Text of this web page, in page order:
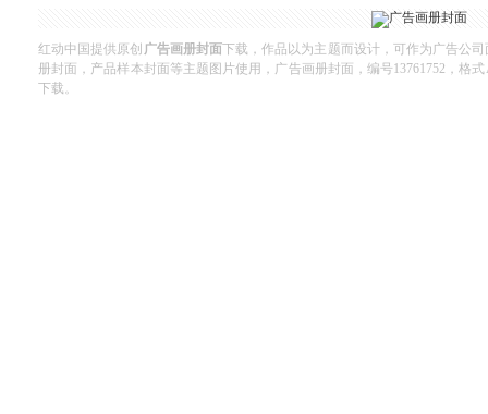
红动中国提供原创 广告画册封面下载，作品以为主题而设计，可作为广告公
册封面，产品样本封面等主题图片使用，广告画册封面，编号13761752，格
下载。